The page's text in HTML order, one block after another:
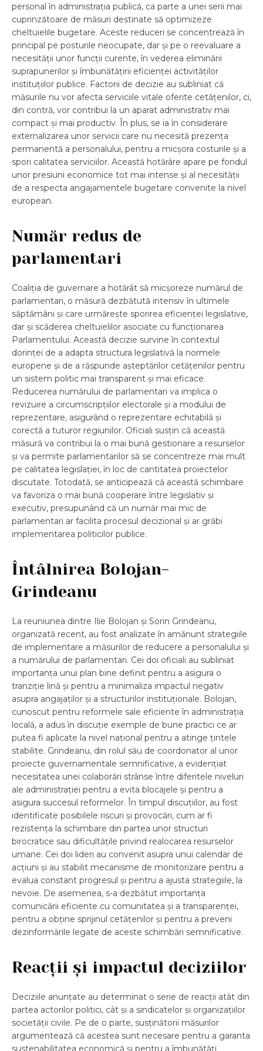
personal în administrația publică, ca parte a unei serii mai
cuprinzătoare de măsuri destinate să optimizeze
cheltuielile bugetare. Aceste reduceri se concentrează în
principal pe posturile neocupate, dar și pe o reevaluare a
necesității unor funcții curente, în vederea eliminării
suprapunerilor și îmbunătățirii eficienței activităților
instituțiilor publice. Factorii de decizie au subliniat că
măsurile nu vor afecta serviciile vitale oferite cetățenilor, ci,
din contră, vor contribui la un aparat administrativ mai
compact și mai productiv. În plus, se ia în considerare
externalizarea unor servicii care nu necesită prezența
permanentă a personalului, pentru a micșora costurile și a
spori calitatea serviciilor. Această hotărâre apare pe fondul
unor presiuni economice tot mai intense și al necesității
de a respecta angajamentele bugetare convenite la nivel
european.
Număr redus de
parlamentari
Coaliția de guvernare a hotărât să micșoreze numărul de
parlamentari, o măsură dezbătută intensiv în ultimele
săptămâni și care urmărește sporirea eficienței legislative,
dar și scăderea cheltuielilor asociate cu funcționarea
Parlamentului. Această decizie survine în contextul
dorinței de a adapta structura legislativă la normele
europene și de a răspunde așteptărilor cetățenilor pentru
un sistem politic mai transparent și mai eficace.
Reducerea numărului de parlamentari va implica o
revizuire a circumscripțiilor electorale și a modului de
reprezentare, asigurând o reprezentare echitabilă și
corectă a tuturor regiunilor. Oficiali susțin că această
măsură va contribui la o mai bună gestionare a resurselor
și va permite parlamentarilor să se concentreze mai mult
pe calitatea legislației, în loc de cantitatea proiectelor
discutate. Totodată, se anticipează că această schimbare
va favoriza o mai bună cooperare între legislativ și
executiv, presupunând că un număr mai mic de
parlamentari ar facilita procesul decizional și ar grăbi
implementarea politicilor publice.
Întâlnirea Bolojan-
Grindeanu
La reuniunea dintre Ilie Bolojan și Sorin Grindeanu,
organizată recent, au fost analizate în amănunt strategiile
de implementare a măsurilor de reducere a personalului și
a numărului de parlamentari. Cei doi oficiali au subliniat
importanța unui plan bine definit pentru a asigura o
tranziție lină și pentru a minimaliza impactul negativ
asupra angajaților și a structurilor instituționale. Bolojan,
cunoscut pentru reformele sale eficiente în administrația
locală, a adus în discuție exemple de bune practici ce ar
putea fi aplicate la nivel național pentru a atinge țintele
stabilite. Grindeanu, din rolul său de coordonator al unor
proiecte guvernamentale semnificative, a evidențiat
necesitatea unei colaborări strânse între diferitele niveluri
ale administrației pentru a evita blocajele și pentru a
asigura succesul reformelor. În timpul discuțiilor, au fost
identificate posibilele riscuri și provocări, cum ar fi
rezistența la schimbare din partea unor structuri
birocratice sau dificultățile privind realocarea resurselor
umane. Cei doi lideri au convenit asupra unui calendar de
acțiuni și au stabilit mecanisme de monitorizare pentru a
evalua constant progresul și pentru a ajusta strategiile, la
nevoie. De asemenea, s-a dezbătut importanța
comunicării eficiente cu comunitatea și a transparenței,
pentru a obține sprijinul cetățenilor și pentru a preveni
dezinformările legate de aceste schimbări semnificative.
Reacții și impactul deciziilor
Deciziile anunțate au determinat o serie de reacții atât din
partea actorilor politici, cât și a sindicatelor și organizațiilor
societății civile. Pe de o parte, susținătorii măsurilor
argumentează că acestea sunt necesare pentru a garanta
sustenabilitatea economică și pentru a îmbunătăți